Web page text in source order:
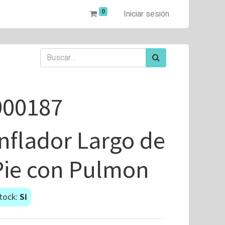
0 Iniciar sesión
Largo de
con Pulmon
Si